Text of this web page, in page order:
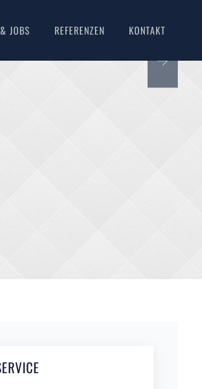
JOBS REFERENZEN KONTAKT